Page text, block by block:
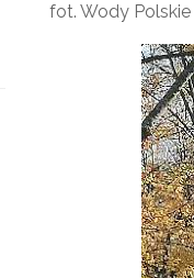
fot. Wody Polskie